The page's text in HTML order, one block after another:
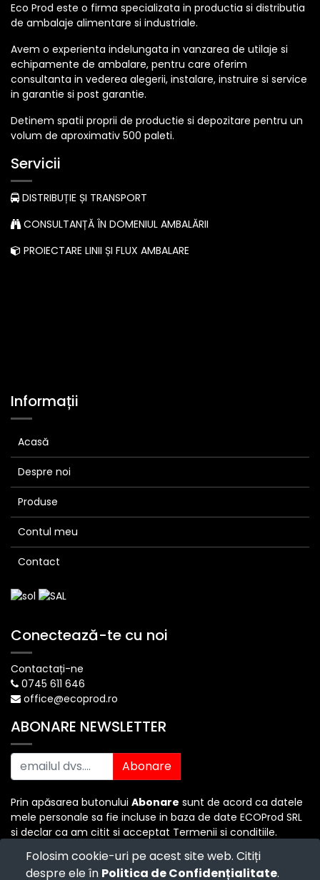
Folosim cookie-uri pe acest site web. Citiți
despre ele în Politica de Confidențialitate.
Eco Prod este o firma specializata in productia si distributia
de ambalaje alimentare si industriale.
Avem o experienta indelungata in vanzarea de utilaje si
echipamente de ambalare, pentru care oferim
consultanta in vederea alegerii, instalare, instruire si service
in garantie si post garantie.
Detinem spatii proprii de productie si depozitare pentru un
volum de aproximativ 500 paleti.
Servicii
DISTRIBUȚIE ȘI TRANSPORT
CONSULTANȚĂ ÎN DOMENIUL AMBALĂRII
PROIECTARE LINII ȘI FLUX AMBALARE
Informații
Acasă
Despre noi
Produse
Contul meu
Contact
Conectează-te cu noi
Contactați-ne
0745 611 646
office@ecoprod.ro
ABONARE NEWSLETTER
Abonare
Prin apăsarea butonului Abonare sunt de acord ca datele
mele personale sa fie incluse in baza de date ECOProd SRL
si declar ca am citit si acceptat Termenii si conditiile.
Copyright © ECO PROD SRL -Termenii si Conditiile